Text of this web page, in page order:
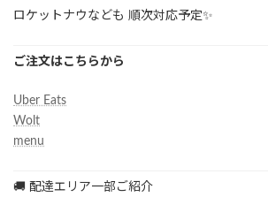
ロケットナウなども 順次対応予定✨
ご注文はこちらから
Uber Eats
Wolt
menu
🚚 配達エリア一部ご紹介